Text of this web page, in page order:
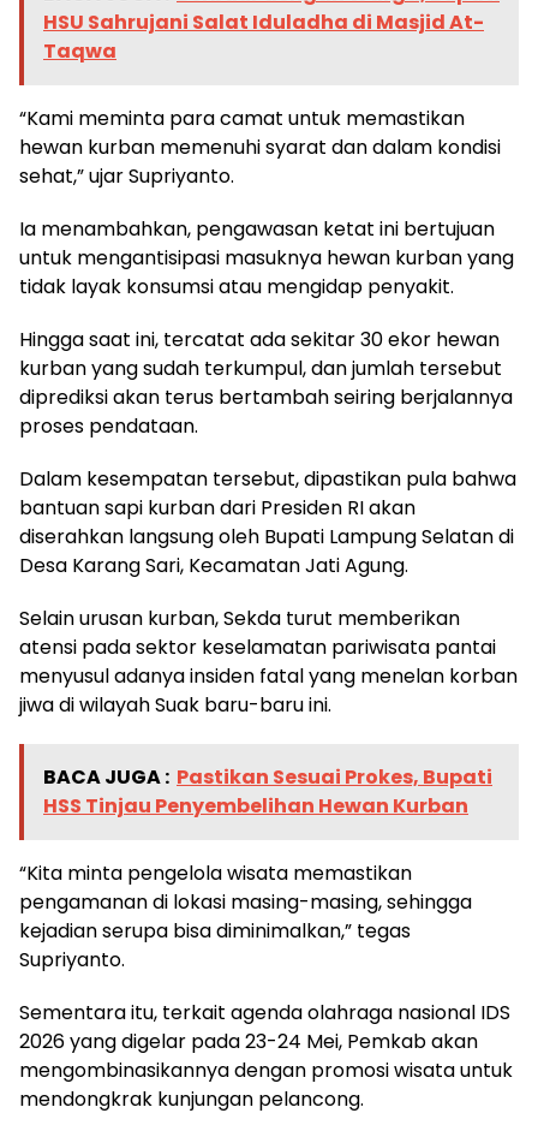
HSU Sahrujani Salat Iduladha di Masjid At-
Taqwa
​“Kami meminta para camat untuk memastikan
hewan kurban memenuhi syarat dan dalam kondisi
sehat,” ujar Supriyanto.
Ia menambahkan, pengawasan ketat ini bertujuan
untuk mengantisipasi masuknya hewan kurban yang
tidak layak konsumsi atau mengidap penyakit.
Hingga saat ini, tercatat ada sekitar 30 ekor hewan
kurban yang sudah terkumpul, dan jumlah tersebut
diprediksi akan terus bertambah seiring berjalannya
proses pendataan.
Dalam kesempatan tersebut, dipastikan pula bahwa
bantuan sapi kurban dari Presiden RI akan
diserahkan langsung oleh Bupati Lampung Selatan di
Desa Karang Sari, Kecamatan Jati Agung.
Selain urusan kurban, Sekda turut memberikan
atensi pada sektor keselamatan pariwisata pantai
menyusul adanya insiden fatal yang menelan korban
jiwa di wilayah Suak baru-baru ini.
BACA JUGA : Pastikan Sesuai Prokes, Bupati
HSS Tinjau Penyembelihan Hewan Kurban
​“Kita minta pengelola wisata memastikan
pengamanan di lokasi masing-masing, sehingga
kejadian serupa bisa diminimalkan,” tegas
Supriyanto.
Sementara itu, ​terkait agenda olahraga nasional IDS
2026 yang digelar pada 23-24 Mei, Pemkab akan
mengombinasikannya dengan promosi wisata untuk
mendongkrak kunjungan pelancong.